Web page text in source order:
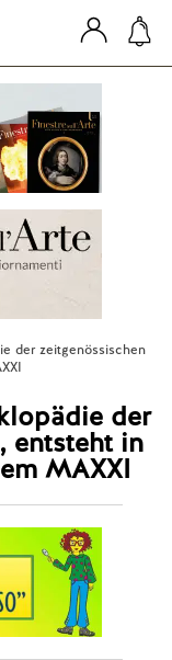
der zeitgenössischen
der
entsteht in
MAXXI